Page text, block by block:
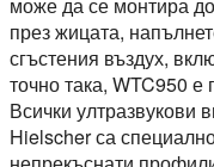
през жицата,
сгъстения въздух,
точно така, WTC950 е
Всички ултразвукови
Hielscher са